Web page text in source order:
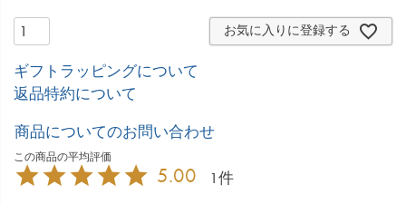
お気に入りに登録する
ギフトラッピングについて
返品特約について
商品についてのお問い合わせ
5.00 1